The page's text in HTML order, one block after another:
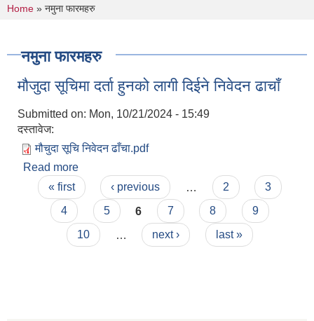
You are here
Home » नमुना फारमहरु
नमुना फारमहरु
मौजुदा सूचिमा दर्ता हुनको लागी दिईने निवेदन ढाचाँ
Submitted on: Mon, 10/21/2024 - 15:49
दस्तावेज:
मौचुदा सूचि निवेदन ढाँचा.pdf
Read more
Pages
« first ‹ previous 2
3
4
5 6 7 8
9
10
next › last »